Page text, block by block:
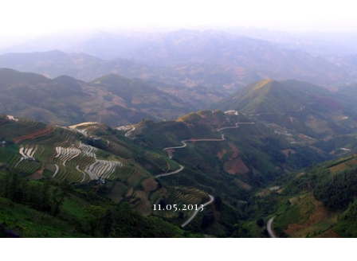
11.05.2013